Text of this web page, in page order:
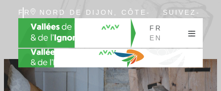
FR
EN
NORD DE DIJON, CÔTE-
D’OR, BOURGOGNE
SUIVEZ-
FR
EN